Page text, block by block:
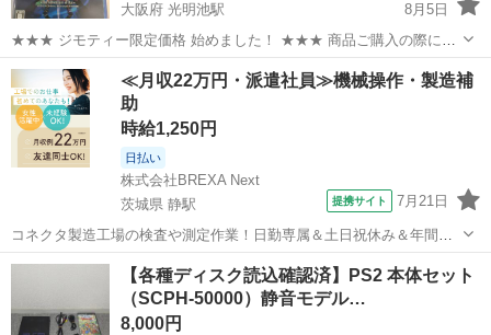
大阪府 光明池駅
8月5日
★★★ ジモティー限定価格 始めました！ ★★★ 商品ご購入の際に
「ジモティーを見た」と言っていただくと、 ジモティー限定価格(店頭
価格より3%OFF)でのご購入が可能です。 サカイ引越センターグルー
プ...
大阪 和泉市 光明池駅 テレビゲーム ジャングル
≪月収22万円・派遣社員≫機械操作・製造補
助
時給1,250円
日払い
株式会社BREXA Next
茨城県 静駅
提携サイト 7月21日
コネクタ製造工場の検査や測定作業！日勤専属＆土日祝休み＆年間休
日128日★クリーンルーム内作業★マイカー通勤OK＆無料駐車場あり
★就業先食堂利用可！日払い制度あり！《茨城県常陸大宮市》 人気の
工場のお仕事 ◇コネクタ製造工...
茨城 常陸大宮市 静駅 その他
【各種ディスク読込確認済】PS2 本体セット
（SCPH-50000）静音モデル…
8,000円